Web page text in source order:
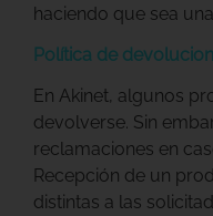
haciendo que sea
Política de
En Akinet, algunos
devolverse. Sin
reclamaciones en
Recepción de un
distintas a las